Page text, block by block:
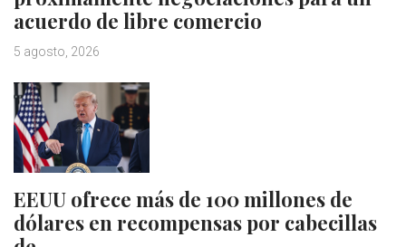
acuerdo de libre comercio
5 agosto, 2026
EEUU ofrece más de 100 millones de
dólares en recompensas por cabecillas